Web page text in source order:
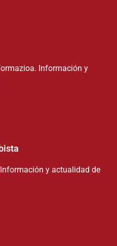
Información y
y actualidad de